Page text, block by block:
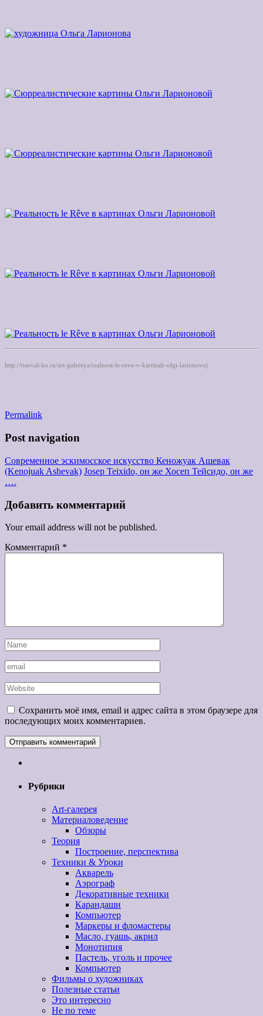
http://risoval-ko.ru/art-galereya/realnost-le-reve-v-kartinah-olgi-larionovoj
Permalink
Post navigation
Современное эскимосское искусство Кеножуак Ашевак
(Kenojuak Ashevak) Josep Teixido, он же Хосеп Тейсидо, он же
….
Добавить комментарий
Your email address will not be published.
Комментарий *
Сохранить моё имя, email и адрес сайта в этом браузере для
последующих моих комментариев.
Рубрики
Art-галерея
Материаловедение
Обзоры
Теория
Построение, перспектива
Техники & Уроки
Акварель
Аэрограф
Декоративные техники
Карандаши
Компьютер
Маркеры и фломастеры
Масло, гуашь, акрил
Монотипия
Пастель, уголь и прочее
Компьютер
Фильмы о художниках
Полезные статьи
Это интересно
Не по теме